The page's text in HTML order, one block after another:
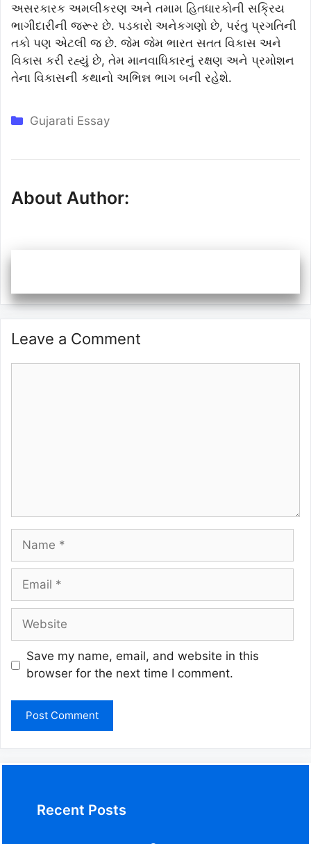
અસરકારક અમલીકરણ અને તમામ હિતધારકોની સક્રિય
ભાગીદારીની જરૂર છે. પડકારો અનેકગણો છે, પરંતુ પ્રગતિની
તકો પણ એટલી જ છે. જેમ જેમ ભારત સતત વિકાસ અને
વિકાસ કરી રહ્યું છે, તેમ માનવાધિકારનું રક્ષણ અને પ્રમોશન
તેના વિકાસની કથાનો અભિન્ન ભાગ બની રહેશે.
Categories
Gujarati Essay
About Author:
Leave a Comment
Name
Email
Website
Save my name, email, and website in this
browser for the next time I comment.
Recent Posts